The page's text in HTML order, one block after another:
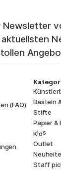
Newsletter
(FAQ)
Basteln
Stifte
Papier &
Kids
Outlet
Staff